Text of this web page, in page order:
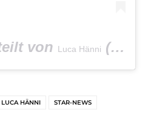
von Luca Hänni (@lucahaenni1) am
LUCA HÄNNI STAR-NEWS